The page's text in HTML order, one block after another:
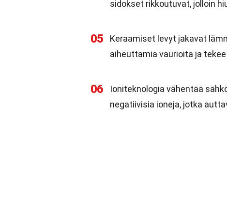
sidokset rikkoutuvat, jolloin
05
Keraamiset levyt jakavat
aiheuttamia vaurioita ja
06
Ioniteknologia vähentää
negatiivisia ioneja, jotka